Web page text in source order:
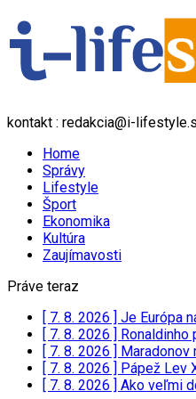
kontakt : redakcia@i-
Home
Správy
Lifestyle
Šport
Ekonomika
Kultúra
Zaujímavosti
Práve teraz
[ 7. 8. 2026 ] Je Európa
[ 7. 8. 2026 ] Ronaldinho
[ 7. 8. 2026 ] Maradonov
[ 7. 8. 2026 ] Pápež Lev
[ 7. 8. 2026 ] Ako veľmi